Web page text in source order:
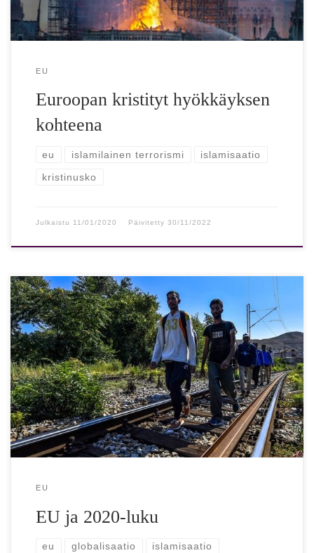
EU
Euroopan kristityt hyökkäyksen
kohteena
eu islamilainen terrorismi islamisaatio
kristinusko
Julkaistu 11/01/2020 Päivitetty 30/11/2022
”EU:n ulkorajoihin kohdistuu entistä enemmän painetta” –
EU kasvaa ja syvenee 2020-luvulla: Nämä ovat kolme
tärkeintä haastetta 2020-luvulla EU:ta on […]
EU
EU ja 2020-luku
eu globalisaatio islamisaatio